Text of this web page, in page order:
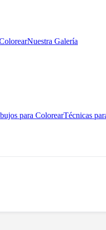
Nuestra Galería
para ColorearTécnicas